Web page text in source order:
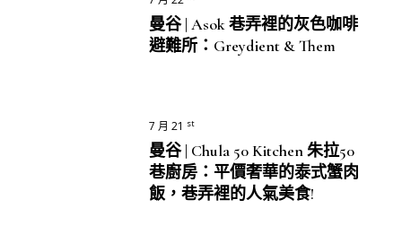
曼谷 | Asok 巷弄裡的灰色咖啡
避難所：Greydient & Them
7 月 21 st
曼谷 | Chula 50 Kitchen 朱拉50
巷廚房：平價奢華的泰式蟹肉
飯，巷弄裡的人氣美食!